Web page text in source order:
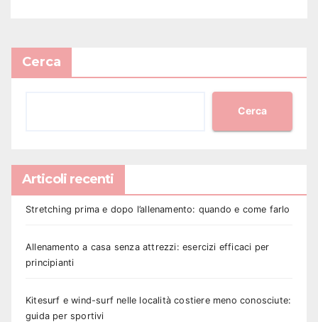
Cerca
Cerca
Articoli recenti
Stretching prima e dopo l’allenamento: quando e come farlo
Allenamento a casa senza attrezzi: esercizi efficaci per
principianti
Kitesurf e wind-surf nelle località costiere meno conosciute:
guida per sportivi